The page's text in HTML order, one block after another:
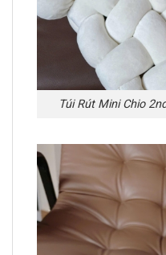
Túi Rút Mini Chio